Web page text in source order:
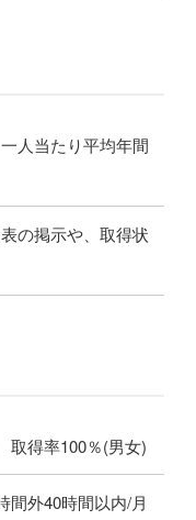
人当たり平均年間
の掲示や、取得状
得率100％(男女)
外40時間以内/月